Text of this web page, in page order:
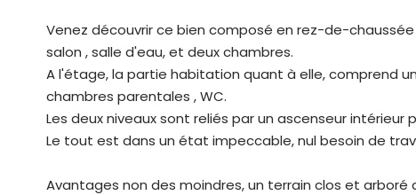
Venez découvrir ce bien composé en rez-de-
salon , salle d'eau, et deux chambres.
A l'étage, la partie habitation quant à elle, comprend
chambres parentales , WC.
Les deux niveaux sont reliés par un ascenseur intérieur
Le tout est dans un état impeccable, nul besoin de
Avantages non des moindres, un terrain clos et arboré